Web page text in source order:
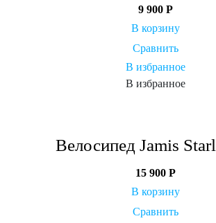
9 900 Р
В корзину
Сравнить
В избранное
В избранное
Велосипед Jamis
15 900 Р
В корзину
Сравнить